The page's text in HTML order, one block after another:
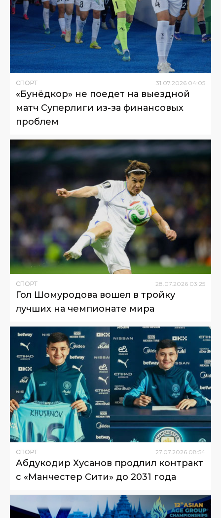
СПОРТ 31 07 2026 04:05
«Бунёдкор» не поедет на выездной
матч Суперлиги из-за финансовых
проблем
СПОРТ 28.07.2026 03:25
Гол Шомуродова вошел в тройку
лучших на чемпионате мира
СПОРТ 27 07 2026 08:54
Абдукодир Хусанов продлил контракт
с «Манчестер Сити» до 2031 года